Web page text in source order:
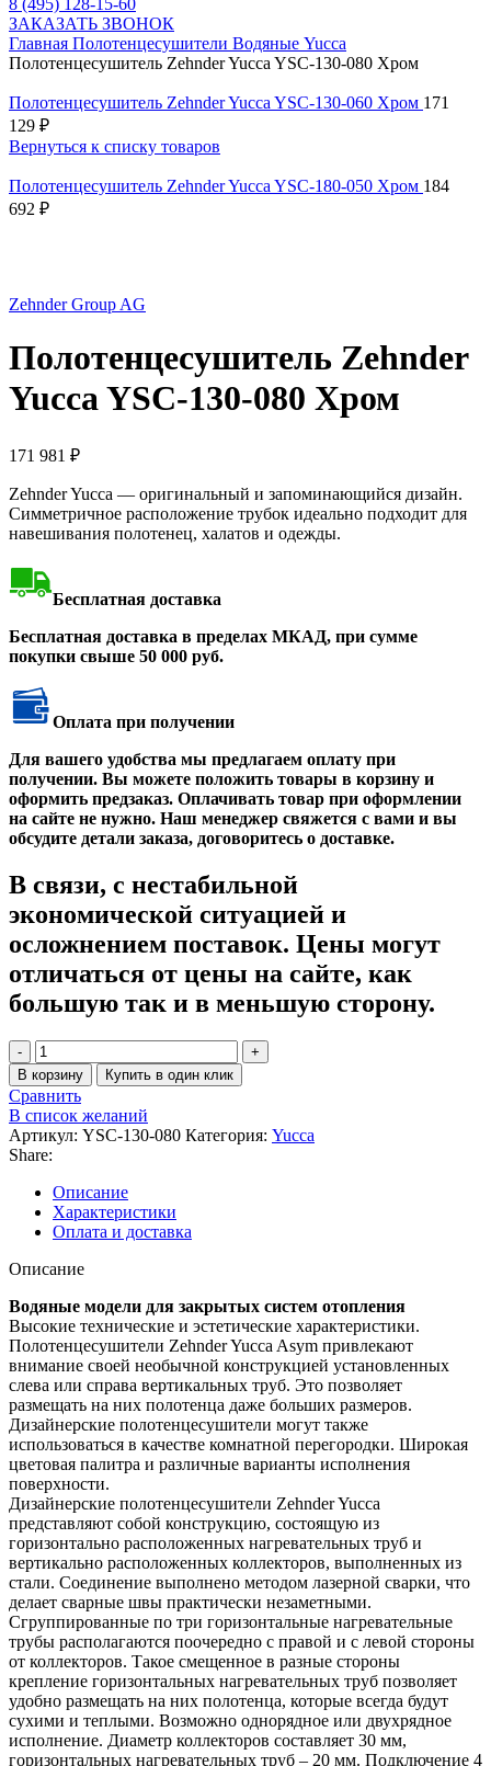
8 (495) 128-15-60
ЗАКАЗАТЬ ЗВОНОК
Главная Полотенцесушители Водяные Yucca
Полотенцесушитель Zehnder Yucca YSC-130-080 Хром
Полотенцесушитель Zehnder Yucca YSC-130-060 Хром 171
129 ₽
Вернуться к списку товаров
Полотенцесушитель Zehnder Yucca YSC-180-050 Хром 184
692 ₽
Zehnder Group AG
Полотенцесушитель Zehnder
Yucca YSC-130-080 Хром
171 981 ₽
Zehnder Yucca — оригинальный и запоминающийся дизайн.
Симметричное расположение трубок идеально подходит для
навешивания полотенец, халатов и одежды.
Бесплатная доставка
Бесплатная доставка в пределах МКАД, при сумме
покупки свыше 50 000 руб.
Оплата при получении
Для вашего удобства мы предлагаем оплату при
получении. Вы можете положить товары в корзину и
оформить предзаказ. Оплачивать товар при оформлении
на сайте не нужно. Наш менеджер свяжется с вами и вы
обсудите детали заказа, договоритесь о доставке.
В связи, с нестабильной
экономической ситуацией и
осложнением поставок. Цены могут
отличаться от цены на сайте, как
большую так и в меньшую сторону.
Количество
товара
Полотенцесушитель
Zehnder
Yucca
YSC-
130-
080
Хром
В корзину Купить в один клик
Сравнить
В список желаний
Артикул: YSC-130-080 Категория: Yucca
Share:
Описание
Характеристики
Оплата и доставка
Описание
Водяные модели для закрытых систем отопления
Высокие технические и эстетические характеристики.
Полотенцесушители Zehnder Yucca Asym привлекают
внимание своей необычной конструкцией установленных
слева или справа вертикальных труб. Это позволяет
размещать на них полотенца даже больших размеров.
Дизайнерские полотенцесушители могут также
использоваться в качестве комнатной перегородки. Широкая
цветовая палитра и различные варианты исполнения
поверхности.
Дизайнерские полотенцесушители Zehnder Yucca
представляют собой конструкцию, состоящую из
горизонтально расположенных нагревательных труб и
вертикально расположенных коллекторов, выполненных из
стали. Соединение выполнено методом лазерной сварки, что
делает сварные швы практически незаметными.
Сгруппированные по три горизонтальные нагревательные
трубы располагаются поочередно с правой и с левой стороны
от коллекторов. Такое смещенное в разные стороны
крепление горизонтальных нагревательных труб позволяет
удобно размещать на них полотенца, которые всегда будут
сухими и теплыми. Возможно однорядное или двухрядное
исполнение. Диаметр коллекторов составляет 30 мм,
горизонтальных нагревательных труб – 20 мм. Подключение 4